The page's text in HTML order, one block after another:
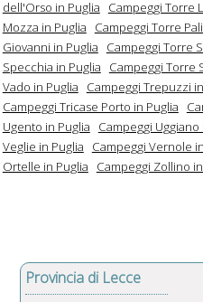
dell'Orso in Puglia
Campeggi Torre
Mozza in Puglia
Campeggi Torre
Giovanni in Puglia
Campeggi Torre
Specchia in Puglia
Campeggi Torre
Vado in Puglia
Campeggi Trepuzzi
Campeggi Tricase Porto in Puglia
Ugento in Puglia
Campeggi
Veglie in Puglia
Campeggi Vernole
Ortelle in Puglia
Campeggi Zollino
Provincia di Lecce